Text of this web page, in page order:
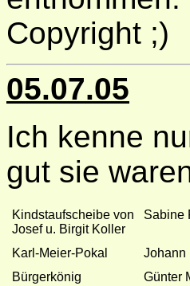
Copyright ;)
05.07.05
Ich kenne
gut sie
Kindstaufscheibe von
Josef u. Birgit Koller
Sabine
Karl-Meier-Pokal
Johann
Bürgerkönig
Günter